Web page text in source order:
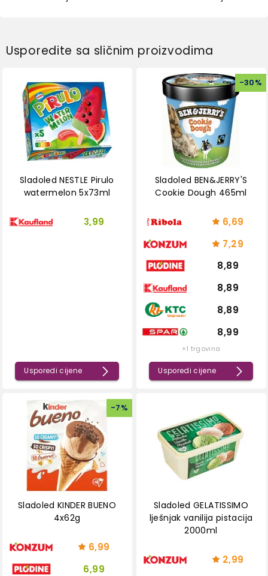
Usporedite sa sličnim proizvodima
Sladoled NESTLE Pirulo
watermelon 5x73ml
3,99
Usporedi cijene
-30%
Sladoled BEN&JERRY'S
Cookie Dough 465ml
6,69
7,29
8,89
8,89
8,89
8,99
+1 trgovina
Usporedi cijene
-7%
Sladoled KINDER BUENO
4x62g
6,99
6,99
Sladoled GELATISSIMO
lješnjak vanilija pistacija
2000ml
2,99